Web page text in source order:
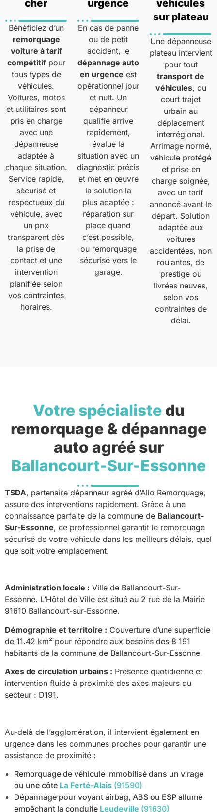
cher
Bénéficiez d’un
remorquage
voiture à tarif
compétitifpour
tous types de
véhicules.
Voitures, motos
et utilitaires sont
pris en charge
avec une
dépanneuse
adaptée à
chaque situation.
Service rapide,
sécurisé et
respectueux du
véhicule, avec
un prix
transparent dès
la prise de
contact et une
intervention
planifiée selon
vos contraintes
horaires.
urgence
En cas de panne
ou de petit
accident, le
dépannage auto
en urgence est
opérationnel jour
et nuit. Un
dépanneur
qualifié arrive
rapidement,
évalue la
situation avec un
diagnostic précis
et met en œuvre
la solution la
plus adaptée :
réparation sur
place quand
c’est possible,
ou remorquage
sécurisé vers le
garage.
véhicules
sur plateau
Une dépanneuse
plateau intervient
pour tout
transport de
véhicules, du
court trajet
urbain au
déplacement
interrégional.
Arrimage normé,
véhicule protégé
et prise en
charge soignée,
avec un tarif
annoncé avant le
départ. Solution
adaptée aux
voitures
accidentées, non
roulantes, de
prestige ou
livrées neuves,
selon vos
contraintes de
délai.
Votre spécialistedu
remorquage & dépannage
auto agréé sur
Ballancourt-Sur-Essonne
TSDA, partenaire dépanneur agréé d’Allo Remorquage,
assure des interventions rapidement. Grâce à une
connaissance parfaite de la commune de Ballancourt-
Sur-Essonne, ce professionnel garantit le remorquage
sécurisé de votre véhicule dans les meilleurs délais, quel
que soit votre emplacement.
Administration locale : Ville de Ballancourt-Sur-
Essonne. L’Hôtel de Ville est situé au 2 rue de la Mairie
91610 Ballancourt-sur-Essonne.
Démographie et territoire : Couverture d’une superficie
de 11.42 km² pour répondre aux besoins des 8 191
habitants de la commune de Ballancourt-Sur-Essonne.
Axes de circulation urbains : Présence quotidienne et
intervention fluide à proximité des axes majeurs du
secteur : D191.
Au-delà de l’agglomération, il intervient également en
urgence dans les communes proches pour garantir une
assistance de proximité :
Remorquage de véhicule immobilisé dans un virage
ou une côte La Ferté-Alais (91590)
Dépannage pour voyant airbag, ABS ou ESP allumé
empêchant la conduite Leudeville (91630)